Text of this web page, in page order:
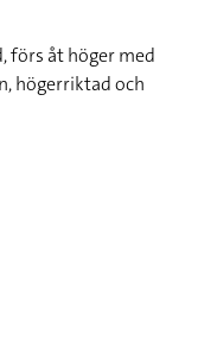
förs åt höger med
högerriktad och